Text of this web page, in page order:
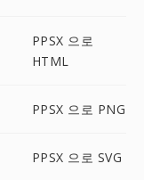
PPSX 으로
HTML
PPSX 으로 PNG
PPSX 으로 SVG